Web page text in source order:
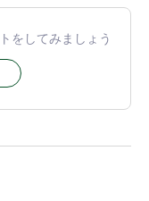
をしてみましょう